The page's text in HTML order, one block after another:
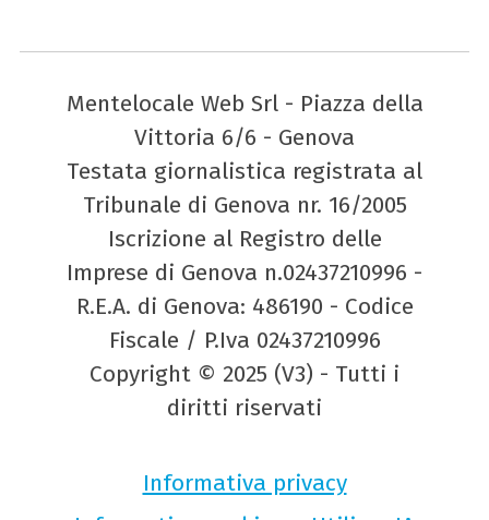
Mentelocale Web Srl - Piazza della
Vittoria 6/6 - Genova
Testata giornalistica registrata al
Tribunale di Genova nr. 16/2005
Iscrizione al Registro delle
Imprese di Genova n.02437210996 -
R.E.A. di Genova: 486190 - Codice
Fiscale / P.Iva 02437210996
Copyright © 2025 (V3) - Tutti i
diritti riservati
Informativa privacy